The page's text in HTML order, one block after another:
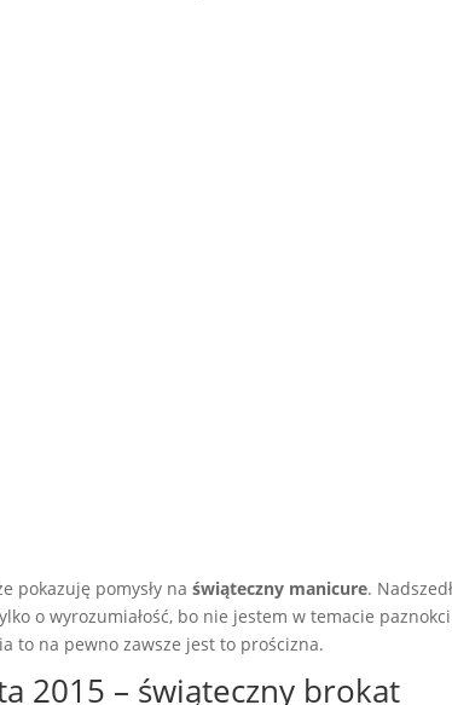
pokazuję pomysły naświąteczny manicure.
o wyrozumiałość, bo nie jestem w temacie
to na pewno zawsze jest to prościzna.
2015 – świąteczny brokat